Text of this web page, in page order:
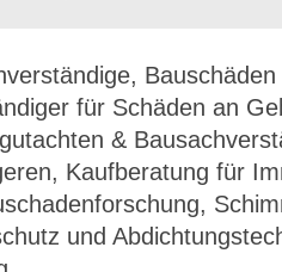
für Schäden an
&
Kaufberatung für
und